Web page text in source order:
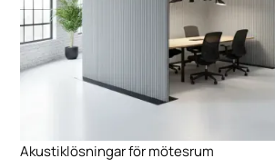
Akustiklösningar för mötesrum